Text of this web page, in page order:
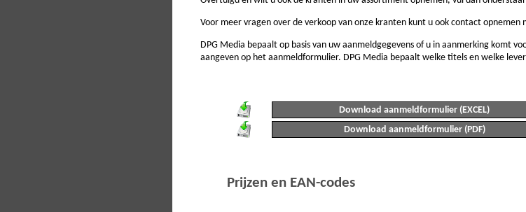
Voor meer vragen over de verkoop van onze kranten kunt u ook contact opnemen
DPG Media bepaalt op basis van uw aanmeldgegevens of u in aanmerking komt
aangeven op het aanmeldformulier. DPG Media bepaalt welke titels en welke
Download aanmeldformulier (EXCEL)
Download aanmeldformulier (PDF)
Prijzen en EAN-codes